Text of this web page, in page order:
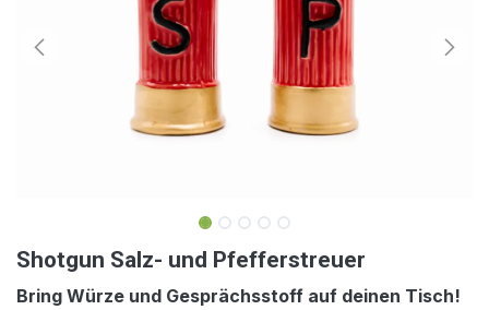
Shotgun Salz- und Pfefferstreuer
Bring Würze und Gesprächsstoff auf deinen Tisch!